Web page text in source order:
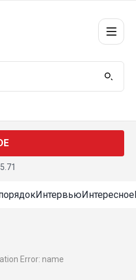
5.71
ИнтервьюИнтересное
Error: name